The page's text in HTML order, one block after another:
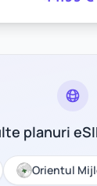
planuri
Orientul